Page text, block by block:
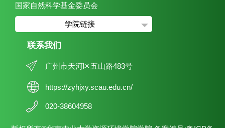
国家自然科学基金委员会
学院链接
联系我们
广州市天河区五山路483号
https://zyhjxy.scau.edu.cn/
020-38604958